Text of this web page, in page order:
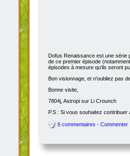
Dofus Renaissance est une série
de ce premier épisode
épisodes à mesure qu'ils seront
Bon visionnage, et n'oubliez pas
Bonne visite,
7804j, Astropi sur Li Crounch
P.S : Si vous souhaitez
6 commentaires - Commenter